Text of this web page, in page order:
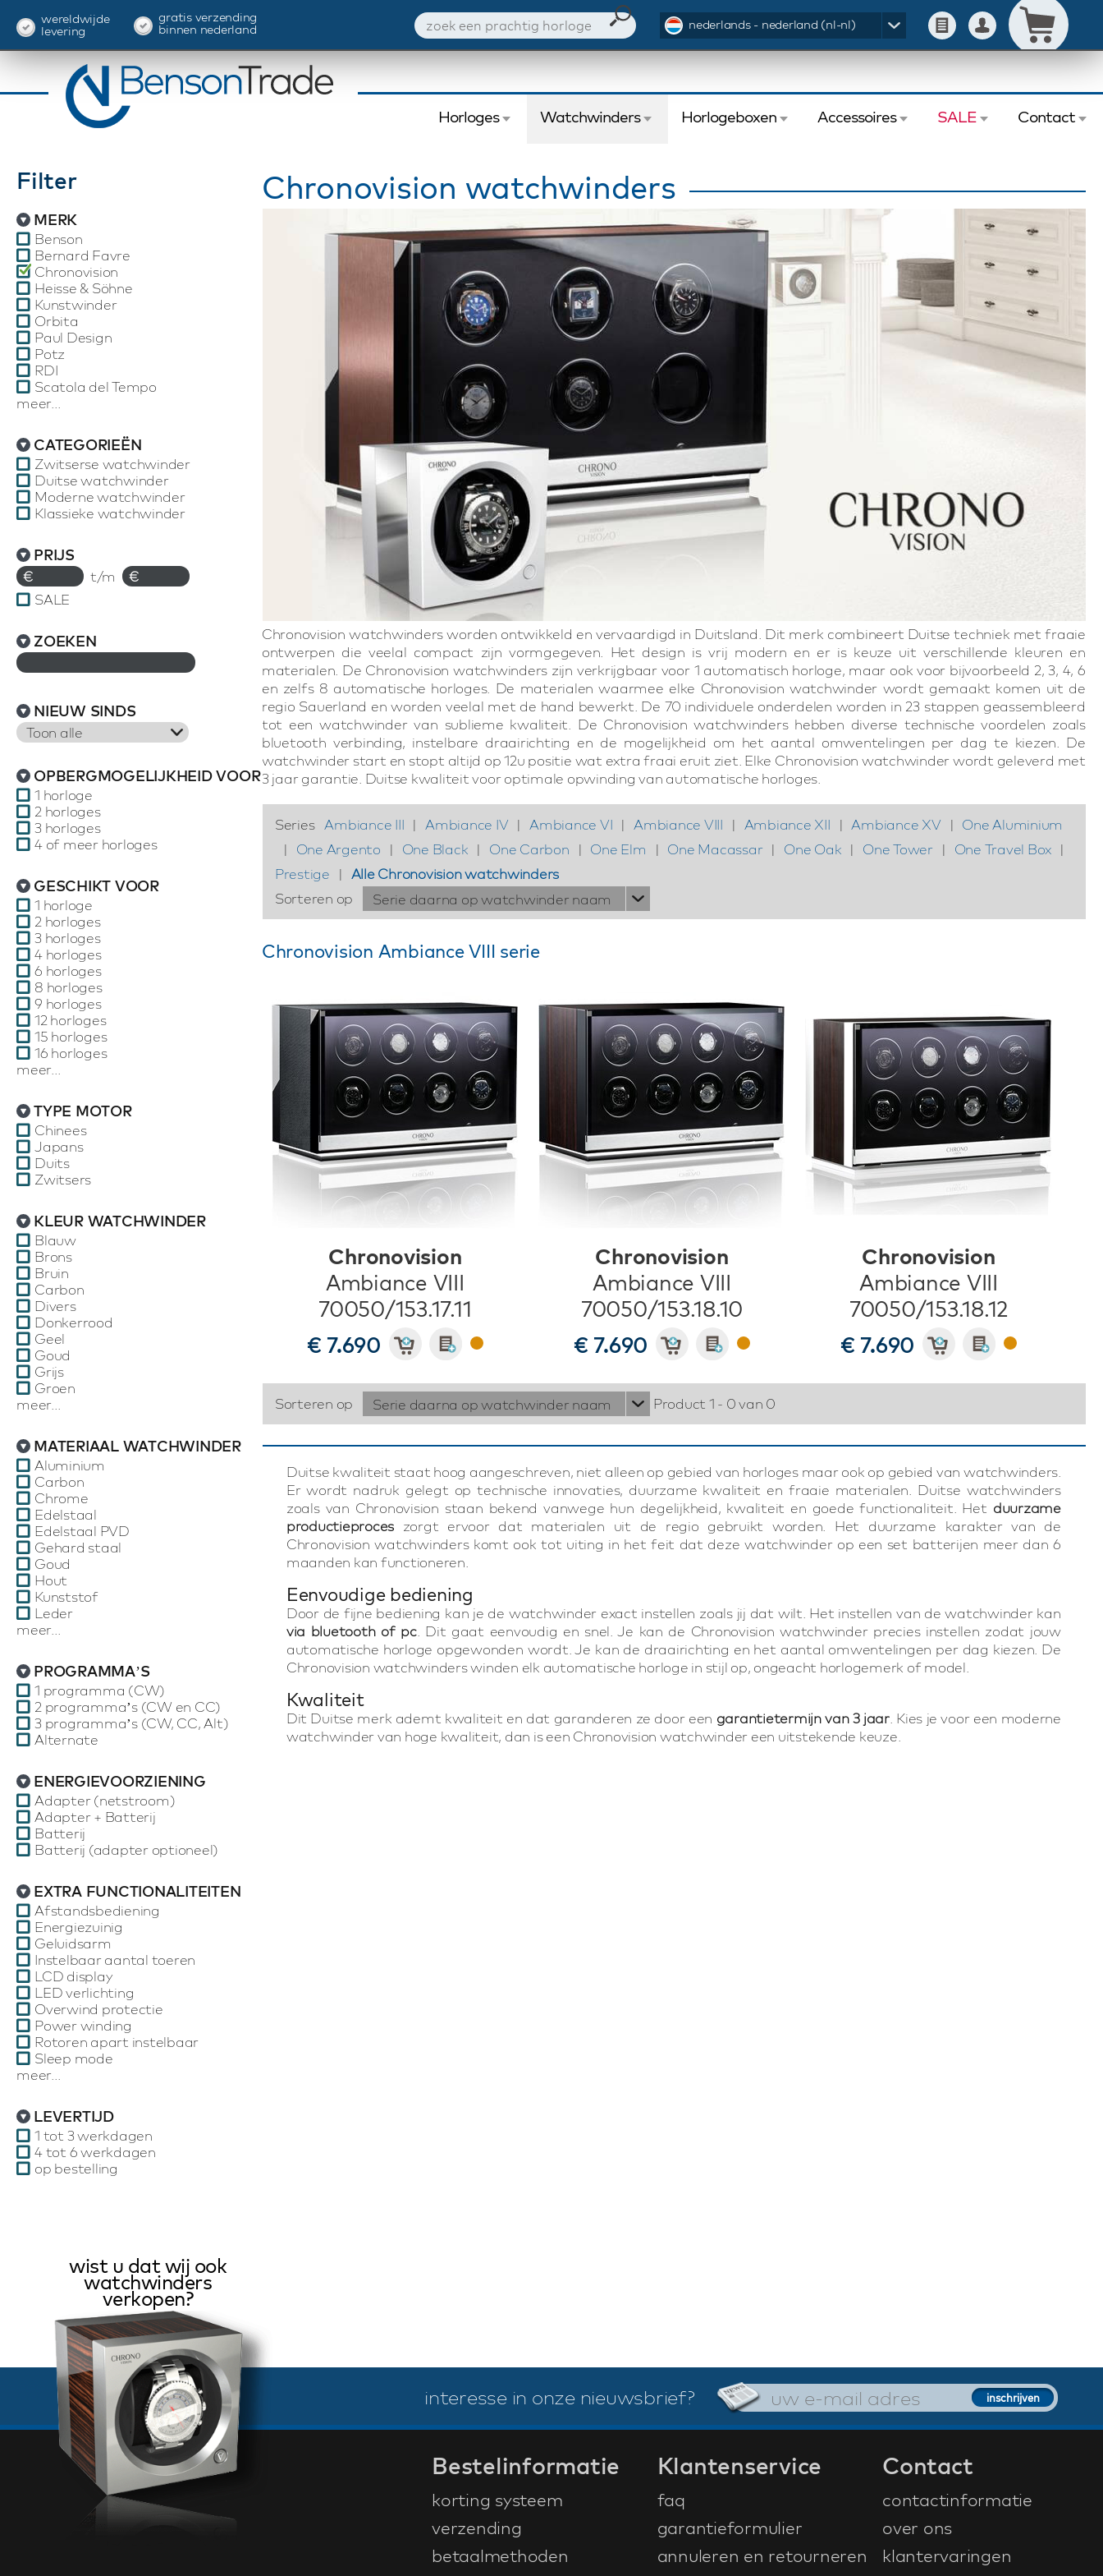
wereldwijde
levering
gratis verzending
binnen nederland nederlands - nederland (nl-nl)
Horloges Watchwinders Horlogeboxen Accessoires SALE Contact
Filter
MERK
Benson
Bernard Favre
Chronovision
Heisse & Söhne
Kunstwinder
Orbita
Paul Design
Potz
RDI
Scatola del Tempo
meer...
CATEGORIEËN
Zwitserse watchwinder
Duitse watchwinder
Moderne watchwinder
Klassieke watchwinder
PRIJS
€ t/m
€
SALE
ZOEKEN
NIEUW SINDS
Toon alle
OPBERGMOGELIJKHEID VOOR
1 horloge
2 horloges
3 horloges
4 of meer horloges
GESCHIKT VOOR
1 horloge
2 horloges
3 horloges
4 horloges
6 horloges
8 horloges
9 horloges
12 horloges
15 horloges
16 horloges
meer...
TYPE MOTOR
Chinees
Japans
Duits
Zwitsers
KLEUR WATCHWINDER
Blauw
Brons
Bruin
Carbon
Divers
Donkerrood
Geel
Goud
Grijs
Groen
meer...
MATERIAAL WATCHWINDER
Aluminium
Carbon
Chrome
Edelstaal
Edelstaal PVD
Gehard staal
Goud
Hout
Kunststof
Leder
meer...
PROGRAMMA’S
1 programma (CW)
2 programma’s (CW en CC)
3 programma’s (CW, CC, Alt)
Alternate
ENERGIEVOORZIENING
Adapter (netstroom)
Adapter + Batterij
Batterij
Batterij (adapter optioneel)
EXTRA FUNCTIONALITEITEN
Afstandsbediening
Energiezuinig
Geluidsarm
Instelbaar aantal toeren
LCD display
LED verlichting
Overwind protectie
Power winding
Rotoren apart instelbaar
Sleep mode
meer...
LEVERTIJD
1 tot 3 werkdagen
4 tot 6 werkdagen
op bestelling
Chronovision watchwinders
Chronovision watchwinders worden ontwikkeld en vervaardigd in Duitsland. Dit merk combineert Duitse techniek met fraaie
ontwerpen die veelal compact zijn vormgegeven. Het design is vrij modern en er is keuze uit verschillende kleuren en
materialen. De Chronovision watchwinders zijn verkrijgbaar voor 1 automatisch horloge, maar ook voor bijvoorbeeld 2, 3, 4, 6
en zelfs 8 automatische horloges. De materialen waarmee elke Chronovision watchwinder wordt gemaakt komen uit de
regio Sauerland en worden veelal met de hand bewerkt. De 70 individuele onderdelen worden in 23 stappen geassembleerd
tot een watchwinder van sublieme kwaliteit. De Chronovision watchwinders hebben diverse technische voordelen zoals
bluetooth verbinding, instelbare draairichting en de mogelijkheid om het aantal omwentelingen per dag te kiezen. De
watchwinder start en stopt altijd op 12u positie wat extra fraai eruit ziet. Elke Chronovision watchwinder wordt geleverd met
3 jaar garantie. Duitse kwaliteit voor optimale opwinding van automatische horloges.
Series Ambiance III | Ambiance IV | Ambiance VI | Ambiance VIII | Ambiance XII | Ambiance XV | One Aluminium
|
One Argento | One Black | One Carbon | One Elm | One Macassar | One Oak | One Tower | One Travel Box |
Prestige
| Alle Chronovision watchwinders
Sorteren op
Serie daarna op watchwinder naam
Chronovision Ambiance VIII serie
Chronovision
Ambiance VIII
70050/153.17.11
€ 7.690
Chronovision
Ambiance VIII
70050/153.18.10
€ 7.690
Chronovision
Ambiance VIII
70050/153.18.12
€ 7.690
Sorteren op Serie daarna op watchwinder naam Product 1 - 0 van 0
Duitse kwaliteit staat hoog aangeschreven, niet alleen op gebied van horloges maar ook op gebied van watchwinders.
Er wordt nadruk gelegt op technische innovaties, duurzame kwaliteit en fraaie materialen. Duitse watchwinders
zoals van Chronovision staan bekend vanwege hun degelijkheid, kwaliteit en goede functionaliteit. Het duurzame
productieproces zorgt ervoor dat materialen uit de regio gebruikt worden. Het duurzame karakter van de
Chronovision watchwinders komt ook tot uiting in het feit dat deze watchwinder op een set batterijen meer dan 6
maanden kan functioneren.
Eenvoudige bediening
Door de fijne bediening kan je de watchwinder exact instellen zoals jij dat wilt. Het instellen van de watchwinder kan
via bluetooth of pc. Dit gaat eenvoudig en snel. Je kan de Chronovision watchwinder precies instellen zodat jouw
automatische horloge opgewonden wordt. Je kan de draairichting en het aantal omwentelingen per dag kiezen. De
Chronovision watchwinders winden elk automatische horloge in stijl op, ongeacht horlogemerk of model.
Kwaliteit
Dit Duitse merk ademt kwaliteit en dat garanderen ze door een garantietermijn van 3 jaar. Kies je voor een moderne
watchwinder van hoge kwaliteit, dan is een Chronovision watchwinder een uitstekende keuze.
interesse in onze nieuwsbrief?
wist u dat wij ook
watchwinders
verkopen?
Bestelinformatie
korting systeem
verzending
betaalmethoden
Klantenservice
faq
garantieformulier
annuleren en retourneren
Contact
contactinformatie
over ons
klantervaringen